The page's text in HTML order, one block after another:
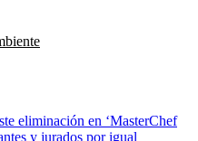
eliminación en ‘MasterChef
y jurados por igual